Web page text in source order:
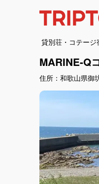
貸別荘・コテージ
MARINE-Q
住所：和歌山県御